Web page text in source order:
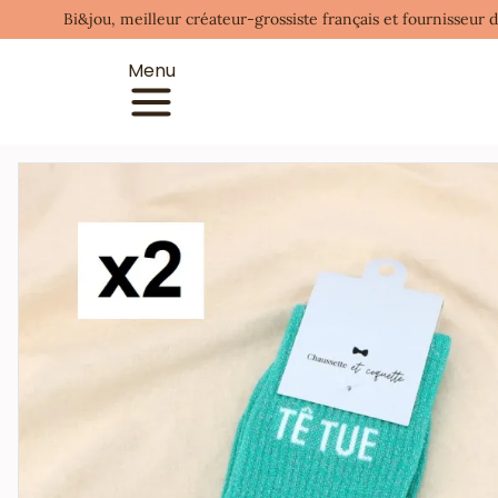
Bi&jou, meilleur créateur-grossiste français et fournisseur
Menu